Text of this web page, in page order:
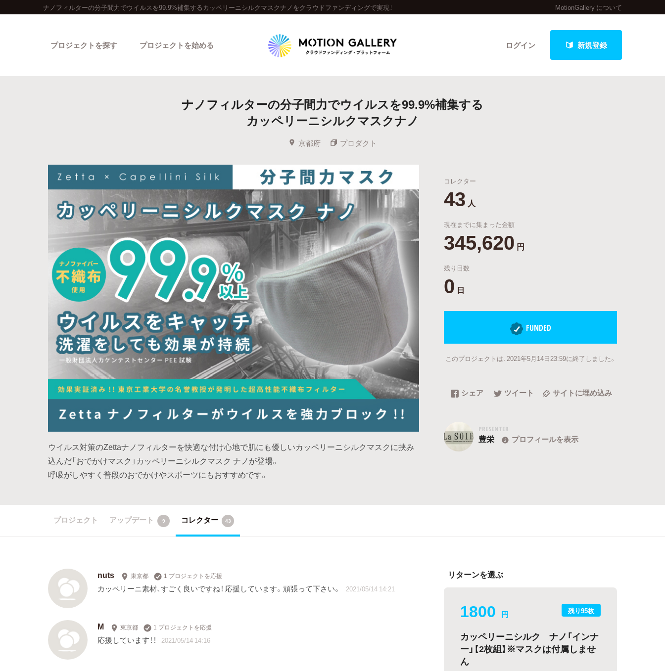
ナノフィルターの分子間力でウイルスを99.9%補集するカッペリーニシルクマスクナノをクラウドファンディングで実現！ MotionGallery について
ログイン 新規登録
プロジェクトを探す
人気のプロジェクト 新着プロジェクト 終了間近のプロジェクト
Feature
カテゴリーから探す
Legendary
最新達成プロジェクト 調達額が大きいプロジェクト
プロジェクトを始める
ナノフィルターの分子間力でウイルスを99.9%補集する
カッペリーニシルクマスクナノ
京都府 プロダクト
ウイルス対策のZettaナノフィルターを快適な付け心地で肌にも優しいカッペリーニシルクマスクに挟み
込んだ「おでかけマスク」カッペリーニシルクマスク ナノが登場。
呼吸がしやすく普段のおでかけやスポーツにもおすすめです。
コレクター
43 人
現在までに集まった金額
345,620 円
残り日数
0 日
FUNDED
このプロジェクトは、2021年5月14日23:59に終了しました。
シェア ツイート サイトに埋め込み
PRESENTER
豊栄 プロフィールを表示
プロジェクト アップデート 9 コレクター 43
nuts 東京都 1 プロジェクトを応援
カッペリーニ素材、すごく良いですね！ 応援しています。頑張って下さい。 2021/05/14 14:21
M 東京都 1 プロジェクトを応援
応援しています！！ 2021/05/14 14:16
リターンを選ぶ
残り95枚
1800 円
カッペリーニシルク ナノ「インナ
ー」【2枚組】※マスクは付属しませ
ん